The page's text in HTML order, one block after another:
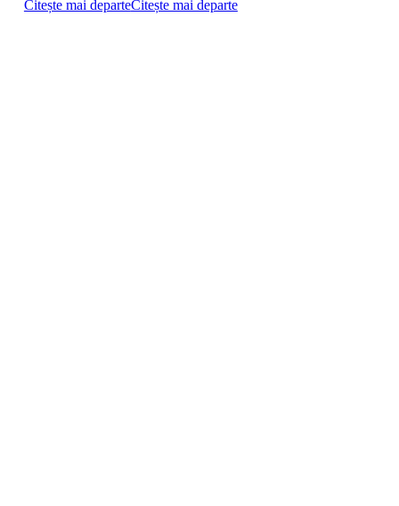
Citește mai departeCitește mai departe